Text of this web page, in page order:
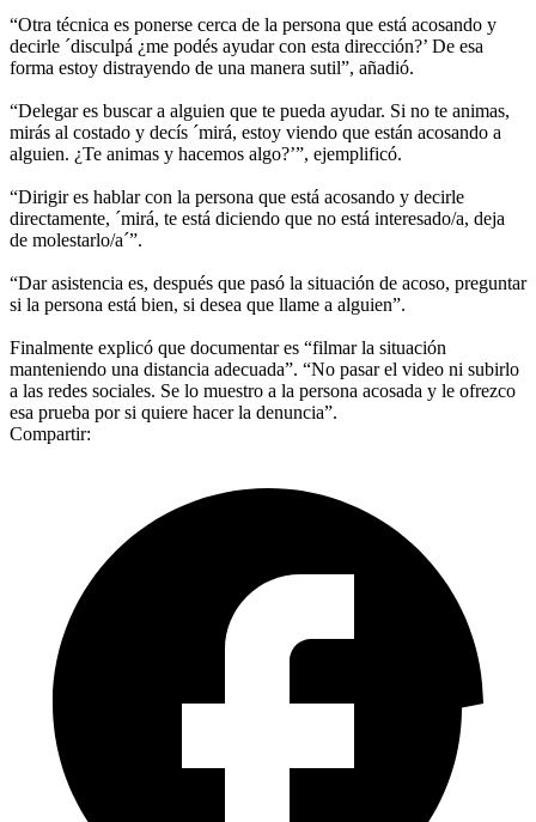
“Otra técnica es ponerse cerca de la persona que está acosando y
decirle ´disculpá ¿me podés ayudar con esta dirección?’ De esa
forma estoy distrayendo de una manera sutil”, añadió.
“Delegar es buscar a alguien que te pueda ayudar. Si no te animas,
mirás al costado y decís ´mirá, estoy viendo que están acosando a
alguien. ¿Te animas y hacemos algo?’”, ejemplificó.
“Dirigir es hablar con la persona que está acosando y decirle
directamente, ´mirá, te está diciendo que no está interesado/a, deja
de molestarlo/a´”.
“Dar asistencia es, después que pasó la situación de acoso, preguntar
si la persona está bien, si desea que llame a alguien”.
Finalmente explicó que documentar es “filmar la situación
manteniendo una distancia adecuada”. “No pasar el video ni subirlo
a las redes sociales. Se lo muestro a la persona acosada y le ofrezco
esa prueba por si quiere hacer la denuncia”.
Compartir: